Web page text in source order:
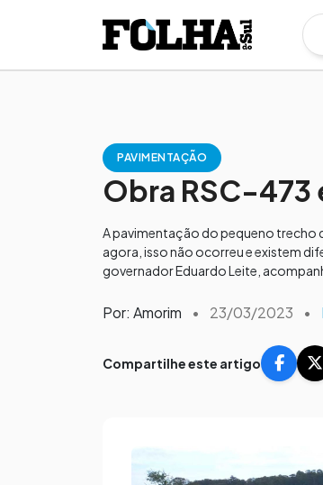
PAVIMENTAÇÃO
Obra RSC-473
A pavimentação do pequeno trecho
agora, isso não ocorreu e existem
governador Eduardo Leite,
Por: Amorim • 23/03/2023 •
Compartilhe este artigo